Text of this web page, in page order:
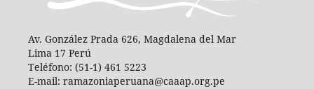
Av. González Prada 626, Magdalena del Mar
Lima 17 Perú
Teléfono: (51-1) 461 5223
E-mail: ramazoniaperuana@caaap.org.pe